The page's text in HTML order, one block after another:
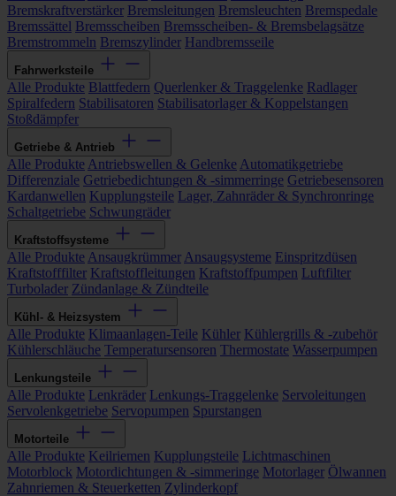
Bremskraftverstärker Bremsleitungen Bremsleuchten Bremspedale
Bremssättel Bremsscheiben Bremsscheiben- & Bremsbelagsätze
Bremstrommeln Bremszylinder Handbremsseile
Fahrwerksteile
Alle Produkte Blattfedern Querlenker & Traggelenke Radlager
Spiralfedern Stabilisatoren Stabilisatorlager & Koppelstangen
Stoßdämpfer
Getriebe & Antrieb
Alle Produkte Antriebswellen & Gelenke Automatikgetriebe
Differenziale Getriebedichtungen & -simmerringe Getriebesensoren
Kardanwellen Kupplungsteile Lager, Zahnräder & Synchronringe
Schaltgetriebe Schwungräder
Kraftstoffsysteme
Alle Produkte Ansaugkrümmer Ansaugsysteme Einspritzdüsen
Kraftstofffilter Kraftstoffleitungen Kraftstoffpumpen Luftfilter
Turbolader Zündanlage & Zündteile
Kühl- & Heizsystem
Alle Produkte Klimaanlagen-Teile Kühler Kühlergrills & -zubehör
Kühlerschläuche Temperatursensoren Thermostate Wasserpumpen
Lenkungsteile
Alle Produkte Lenkräder Lenkungs-Traggelenke Servoleitungen
Servolenkgetriebe Servopumpen Spurstangen
Motorteile
Alle Produkte Keilriemen Kupplungsteile Lichtmaschinen
Motorblock Motordichtungen & -simmeringe Motorlager Ölwannen
Zahnriemen & Steuerketten Zylinderkopf